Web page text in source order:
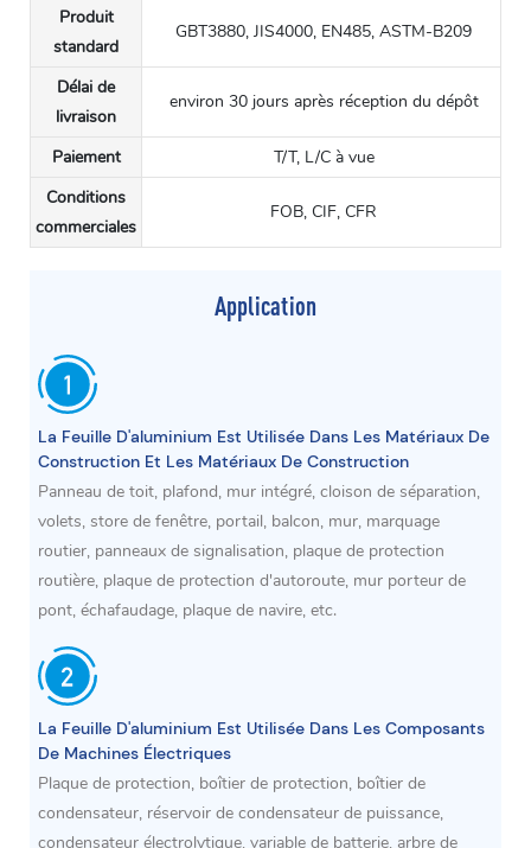
Produit
standard
GBT3880, JIS4000, EN485, ASTM-B209
Délai de
livraison
environ 30 jours après réception du dépôt
Paiement
T/T, L/C à vue
Conditions
commerciales
FOB, CIF, CFR
Application
La Feuille D'aluminium Est Utilisée Dans Les Matériaux De
Construction Et Les Matériaux De Construction
Panneau de toit, plafond, mur intégré, cloison de séparation,
volets, store de fenêtre, portail, balcon, mur, marquage
routier, panneaux de signalisation, plaque de protection
routière, plaque de protection d'autoroute, mur porteur de
pont, échafaudage, plaque de navire, etc.
La Feuille D'aluminium Est Utilisée Dans Les Composants
De Machines Électriques
Plaque de protection, boîtier de protection, boîtier de
condensateur, réservoir de condensateur de puissance,
condensateur électrolytique, variable de batterie, arbre de